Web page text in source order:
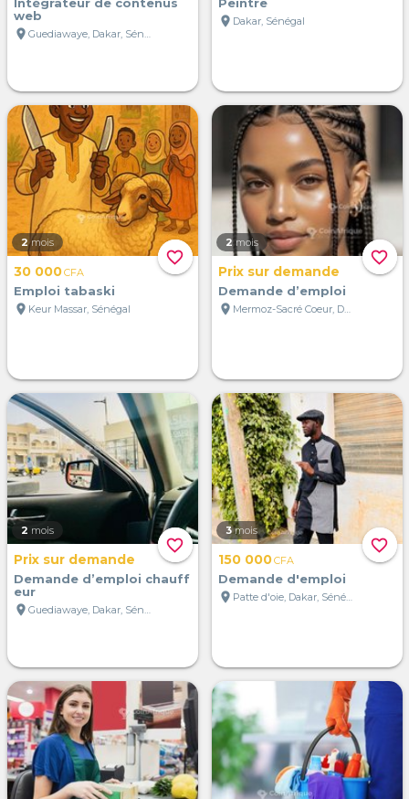
web
location_on
Guediawaye, Dakar, Sénégal
location_on Dakar, Sénégal
favorite_border
2 mois
30 000CFA
Emploi tabaski
location_on Keur Massar, Sénégal
favorite_border
2 mois
Prix sur demande
Demande d’emploi
location_on
Mermoz-Sacré Coeur, Dakar, Sénégal
favorite_border
2 mois
Prix sur demande
Demande d’emploi chauff
eur
location_on
Guediawaye, Dakar, Sénégal
favorite_border
3 mois
150 000CFA
Demande d'emploi
location_on
Patte d'oie, Dakar, Sénégal